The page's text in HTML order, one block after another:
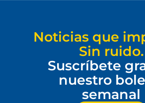
Noticias que
Sin ruido.
Suscríbete
nuestro
semanal